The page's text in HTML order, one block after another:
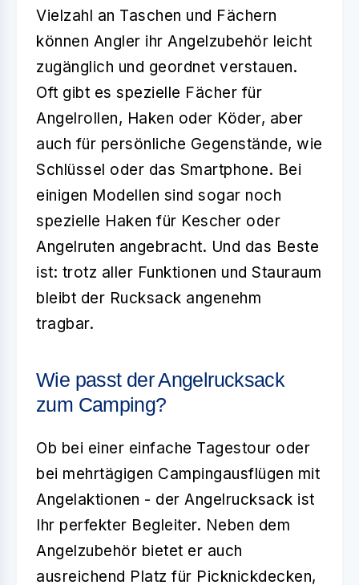
Vielzahl an Taschen und Fächern
können Angler ihr Angelzubehör leicht
zugänglich und geordnet verstauen.
Oft gibt es spezielle Fächer für
Angelrollen, Haken oder Köder, aber
auch für persönliche Gegenstände, wie
Schlüssel oder das Smartphone. Bei
einigen Modellen sind sogar noch
spezielle Haken für Kescher oder
Angelruten angebracht. Und das Beste
ist: trotz aller Funktionen und Stauraum
bleibt der Rucksack angenehm
tragbar.
Wie passt der Angelrucksack
zum Camping?
Ob bei einer einfache Tagestour oder
bei mehrtägigen Campingausflügen mit
Angelaktionen - der Angelrucksack ist
Ihr perfekter Begleiter. Neben dem
Angelzubehör bietet er auch
ausreichend Platz für Picknickdecken,